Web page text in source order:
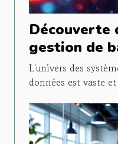
Découverte
gestion de
NoSQL les
L'univers des
données est vaste